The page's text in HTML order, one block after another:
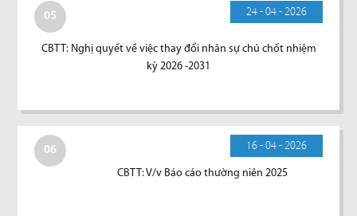
05 24 - 04 - 2026
CBTT: Nghị quyết về việc thay đổi nhân sự chủ chốt nhiệm
kỳ 2026 -2031
06 16 - 04 - 2026
CBTT: V/v Báo cáo thường niên 2025